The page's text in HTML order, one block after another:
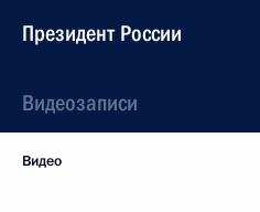
Президент России
Видеозаписи
Видео